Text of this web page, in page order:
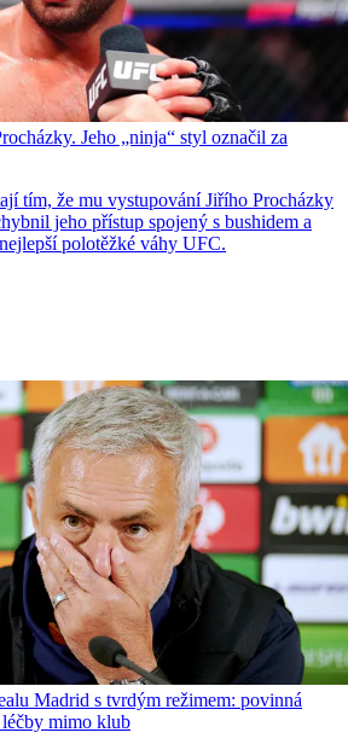
Jeho „ninja“ styl označil za
tím, že mu vystupování Jiřího Procházky
jeho přístup spojený s bushidem a
polotěžké váhy UFC.
Madrid s tvrdým režimem: povinná
léčby mimo klub